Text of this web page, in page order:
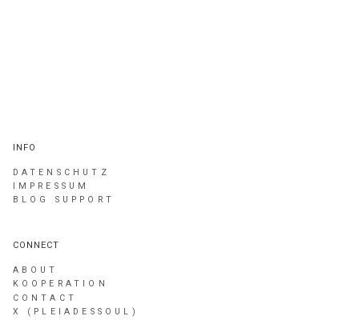
INFO
DATENSCHUTZ
IMPRESSUM
BLOG SUPPORT
CONNECT
ABOUT
KOOPERATION
CONTACT
X (PLEIADESSOUL)